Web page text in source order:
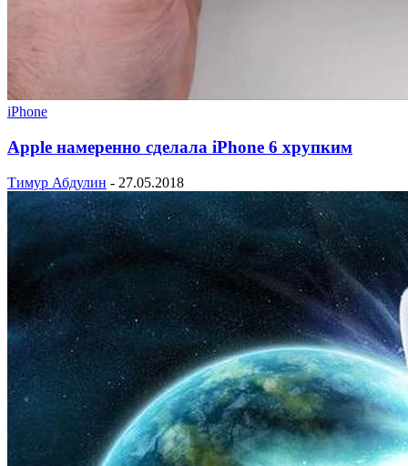
iPhone
Apple намеренно сделала iPhone 6 хрупким
Тимур Абдулин - 27.05.2018